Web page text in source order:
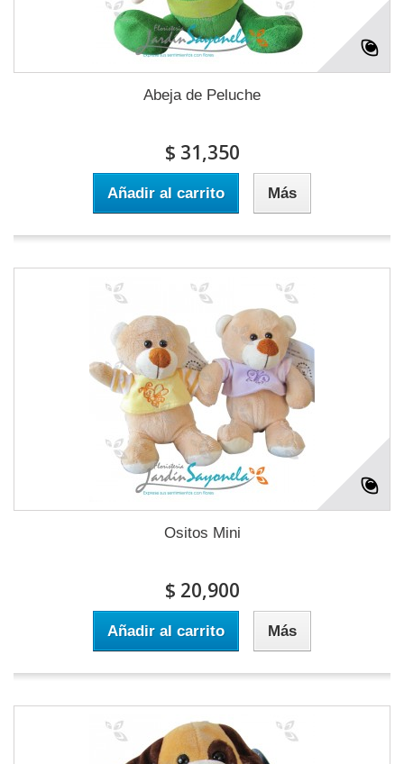
Abeja de Peluche
$ 31,350
Añadir al carrito Más
Ositos Mini
$ 20,900
Añadir al carrito Más